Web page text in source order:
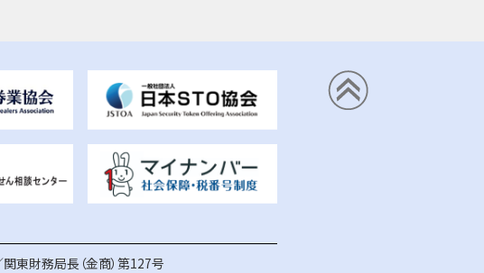
東財務局長（金商）第127号